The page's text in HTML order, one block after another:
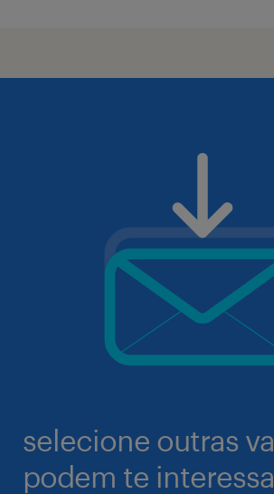
selecione outras
podem te